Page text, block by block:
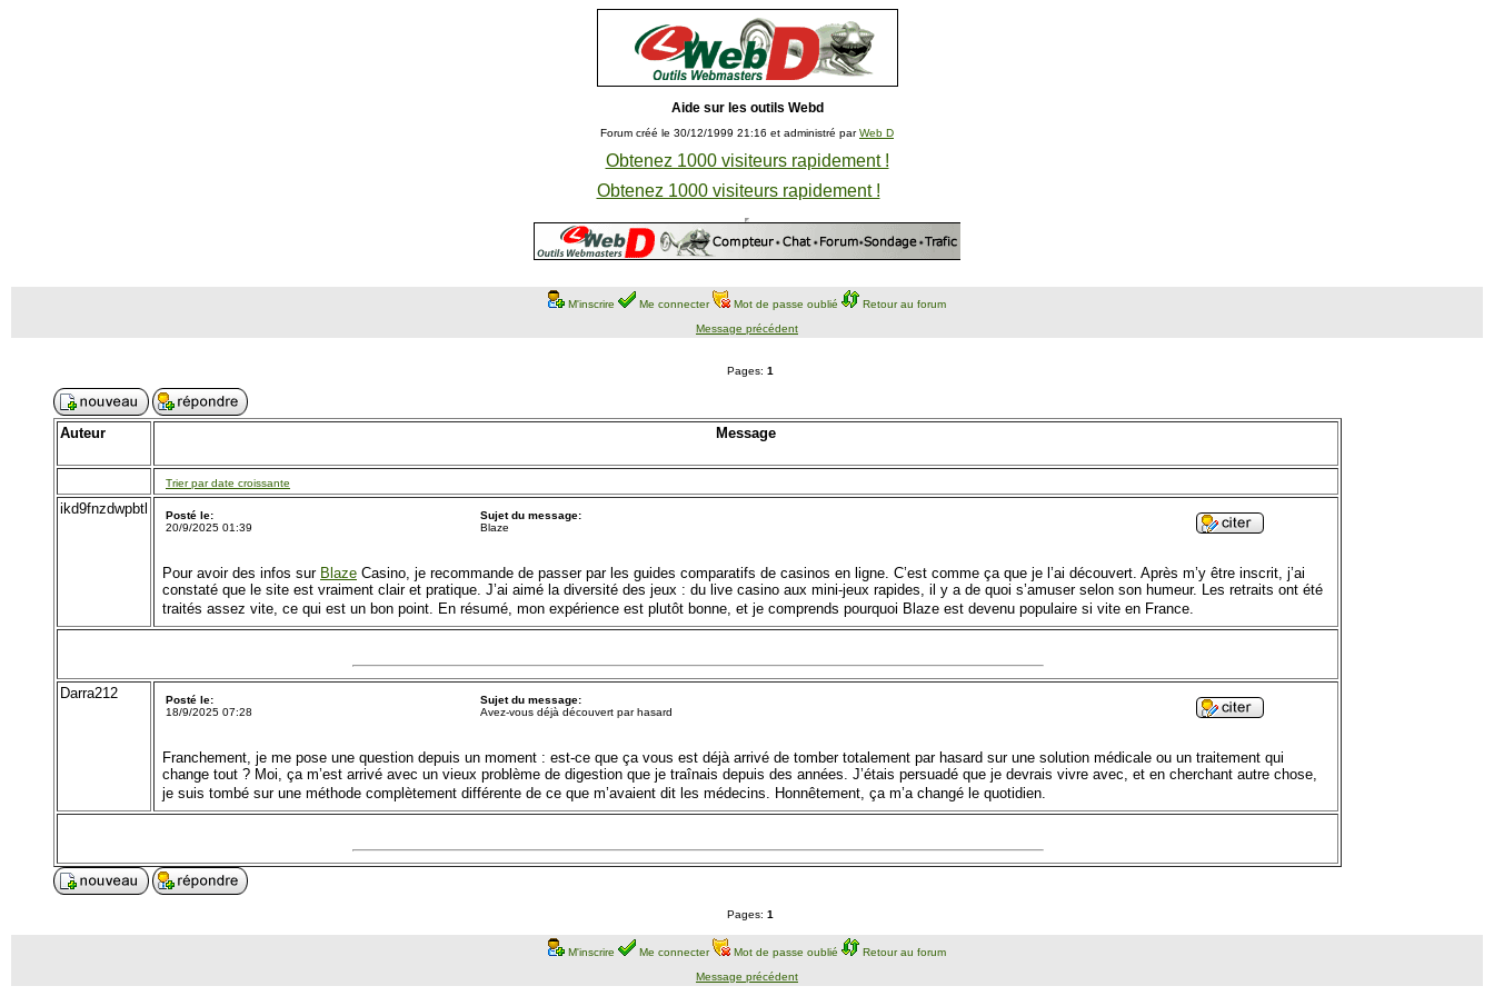
Aide sur les outils Webd
Forum créé le 30/12/1999 21:16 et administré parWeb D
Obtenez 1000 visiteurs rapidement !
Obtenez 1000 visiteurs rapidement !
M'inscrire Me connecter Mot de passe oublié
Retour au forum
Message précédent
Pages: 1
Auteur Message
Trier par date croissante
ikd9fnzdwpbtl
Posté le:
20/9/2025 01:39
Sujet du message:
Blaze
Pour avoir des infos sur Blaze Casino, je recommande de passer par les guides comparatifs de casinos en ligne. C’est comme ça que je l’ai découvert. Après m’y être inscrit, j’ai
constaté que le site est vraiment clair et pratique. J’ai aimé la diversité des jeux : du live casino aux mini-jeux rapides, il y a de quoi s’amuser selon son humeur. Les retraits ont été
traités assez vite, ce qui est un bon point. En résumé, mon expérience est plutôt bonne, et je comprends pourquoi Blaze est devenu populaire si vite en France.
Darra212
Posté le:
18/9/2025 07:28
Sujet du message:
Avez-vous déjà découvert par hasard
Franchement, je me pose une question depuis un moment : est-ce que ça vous est déjà arrivé de tomber totalement par hasard sur une solution médicale ou un traitement qui
change tout ? Moi, ça m’est arrivé avec un vieux problème de digestion que je traînais depuis des années. J’étais persuadé que je devrais vivre avec, et en cherchant autre chose,
je suis tombé sur une méthode complètement différente de ce que m’avaient dit les médecins. Honnêtement, ça m’a changé le quotidien.
Pages: 1
M'inscrire Me connecter Mot de passe oublié
Retour au forum
Message précédent